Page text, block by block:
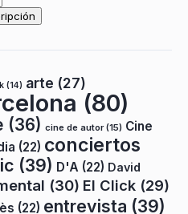
(14) arte (27)
(80)
(36) cine de autor(15) Cine
(22) conciertos
(39) D'A (22) David
(30) El Click (29)
(22) entrevista (39)